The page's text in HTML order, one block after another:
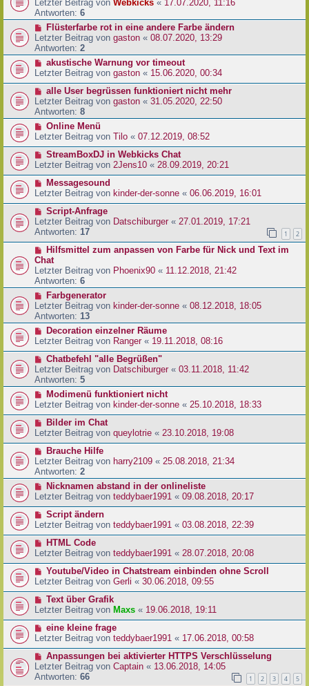
Letzter Beitrag von Webkicks « 17.07.2020, 11:16
Antworten: 6
Flüsterfarbe rot in eine andere Farbe ändern
Letzter Beitrag von gaston « 08.07.2020, 13:29
Antworten: 2
akustische Warnung vor timeout
Letzter Beitrag von gaston « 15.06.2020, 00:34
alle User begrüssen funktioniert nicht mehr
Letzter Beitrag von gaston « 31.05.2020, 22:50
Antworten: 8
Online Menü
Letzter Beitrag von Tilo « 07.12.2019, 08:52
StreamBoxDJ in Webkicks Chat
Letzter Beitrag von 2Jens10 « 28.09.2019, 20:21
Messagesound
Letzter Beitrag von kinder-der-sonne « 06.06.2019, 16:01
Script-Anfrage
Letzter Beitrag von Datschiburger « 27.01.2019, 17:21
Antworten: 17 1 2
Hilfsmittel zum anpassen von Farbe für Nick und Text im
Chat
Letzter Beitrag von Phoenix90 « 11.12.2018, 21:42
Antworten: 6
Farbgenerator
Letzter Beitrag von kinder-der-sonne « 08.12.2018, 18:05
Antworten: 13
Decoration einzelner Räume
Letzter Beitrag von Ranger« 19.11.2018, 08:16
Chatbefehl "alle Begrüßen"
Letzter Beitrag von Datschiburger « 03.11.2018, 11:42
Antworten: 5
Modimenü funktioniert nicht
Letzter Beitrag von kinder-der-sonne « 25.10.2018, 18:33
Bilder im Chat
Letzter Beitrag von queylotrie « 23.10.2018, 19:08
Brauche Hilfe
Letzter Beitrag von harry2109 « 25.08.2018, 21:34
Antworten: 2
Nicknamen abstand in der onlineliste
Letzter Beitrag von teddybaer1991 « 09.08.2018, 20:17
Script ändern
Letzter Beitrag von teddybaer1991 « 03.08.2018, 22:39
HTML Code
Letzter Beitrag von teddybaer1991 « 28.07.2018, 20:08
Youtube/Video in Chatstream einbinden ohne Scroll
Letzter Beitrag von Gerli « 30.06.2018, 09:55
Text über Grafik
Letzter Beitrag von Maxs « 19.06.2018, 19:11
eine kleine frage
Letzter Beitrag von teddybaer1991 « 17.06.2018, 00:58
Anpassungen bei aktivierter HTTPS Verschlüsselung
Letzter Beitrag von Captain « 13.06.2018, 14:05
Antworten: 66 1 2 3 4 5